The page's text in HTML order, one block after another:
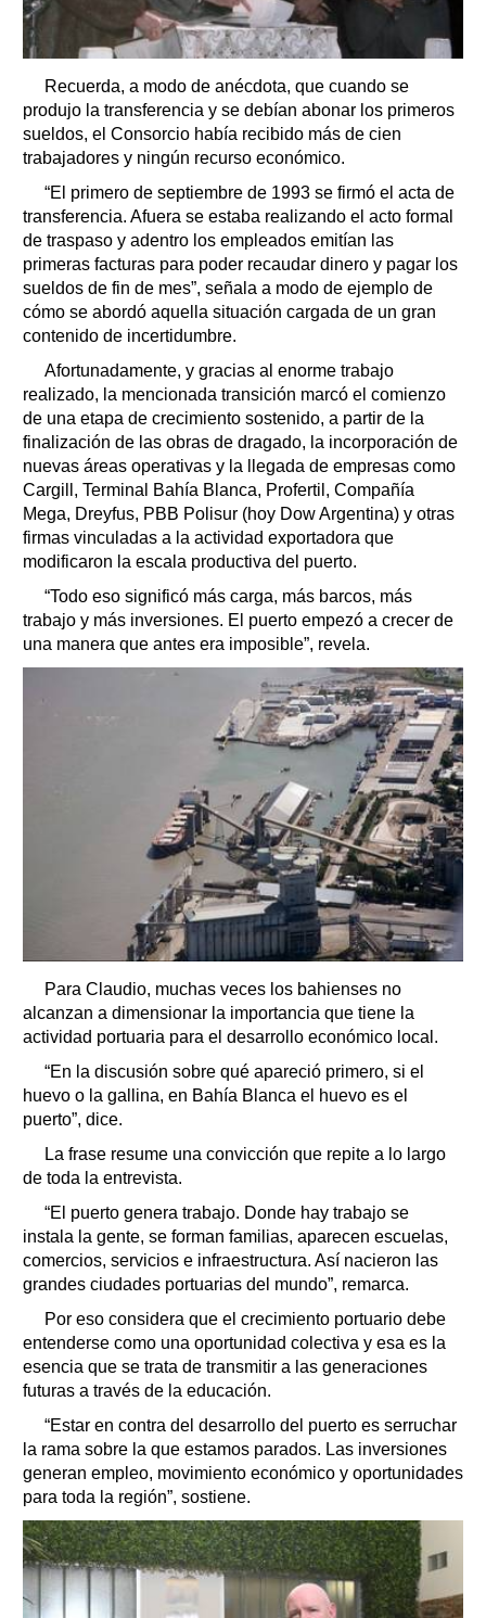
Recuerda, a modo de anécdota, que cuando se
produjo la transferencia y se debían abonar los primeros
sueldos, el Consorcio había recibido más de cien
trabajadores y ningún recurso económico.
“El primero de septiembre de 1993 se firmó el acta de
transferencia. Afuera se estaba realizando el acto formal
de traspaso y adentro los empleados emitían las
primeras facturas para poder recaudar dinero y pagar los
sueldos de fin de mes”, señala a modo de ejemplo de
cómo se abordó aquella situación cargada de un gran
contenido de incertidumbre.
Afortunadamente, y gracias al enorme trabajo
realizado, la mencionada transición marcó el comienzo
de una etapa de crecimiento sostenido, a partir de la
finalización de las obras de dragado, la incorporación de
nuevas áreas operativas y la llegada de empresas como
Cargill, Terminal Bahía Blanca, Profertil, Compañía
Mega, Dreyfus, PBB Polisur (hoy Dow Argentina) y otras
firmas vinculadas a la actividad exportadora que
modificaron la escala productiva del puerto.
“Todo eso significó más carga, más barcos, más
trabajo y más inversiones. El puerto empezó a crecer de
una manera que antes era imposible”, revela.
Para Claudio, muchas veces los bahienses no
alcanzan a dimensionar la importancia que tiene la
actividad portuaria para el desarrollo económico local.
“En la discusión sobre qué apareció primero, si el
huevo o la gallina, en Bahía Blanca el huevo es el
puerto”, dice.
La frase resume una convicción que repite a lo largo
de toda la entrevista.
“El puerto genera trabajo. Donde hay trabajo se
instala la gente, se forman familias, aparecen escuelas,
comercios, servicios e infraestructura. Así nacieron las
grandes ciudades portuarias del mundo”, remarca.
Por eso considera que el crecimiento portuario debe
entenderse como una oportunidad colectiva y esa es la
esencia que se trata de transmitir a las generaciones
futuras a través de la educación.
“Estar en contra del desarrollo del puerto es serruchar
la rama sobre la que estamos parados. Las inversiones
generan empleo, movimiento económico y oportunidades
para toda la región”, sostiene.